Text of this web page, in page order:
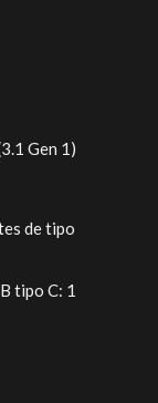
Gen 1)
de tipo
tipo C: 1